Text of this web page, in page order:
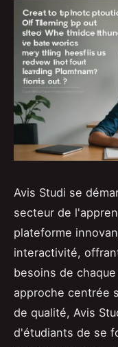
Avis Studi se
secteur de
plateforme
interactivité,
besoins de
approche centrée
de qualité, Avis
d'étudiants de se